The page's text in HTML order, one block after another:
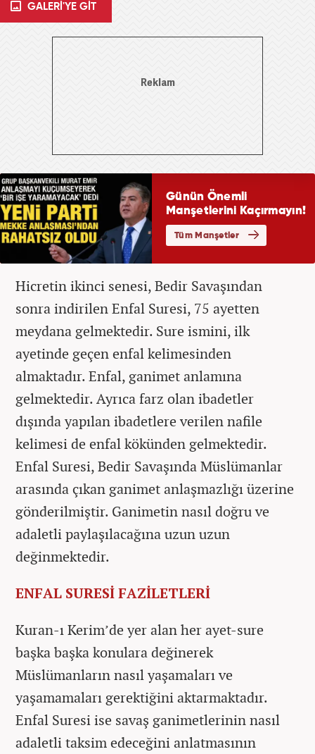
GALERİ'YE GİT
Hicretin ikinci senesi, Bedir Savaşından
sonra indirilen Enfal Suresi, 75 ayetten
meydana gelmektedir. Sure ismini, ilk
ayetinde geçen enfal kelimesinden
almaktadır. Enfal, ganimet anlamına
gelmektedir. Ayrıca farz olan ibadetler
dışında yapılan ibadetlere verilen nafile
kelimesi de enfal kökünden gelmektedir.
Enfal Suresi, Bedir Savaşında Müslümanlar
arasında çıkan ganimet anlaşmazlığı üzerine
gönderilmiştir. Ganimetin nasıl doğru ve
adaletli paylaşılacağına uzun uzun
değinmektedir.
ENFAL SURESİ FAZİLETLERİ
Kuran-ı Kerim’de yer alan her ayet-sure
başka başka konulara değinerek
Müslümanların nasıl yaşamaları ve
yaşamamaları gerektiğini aktarmaktadır.
Enfal Suresi ise savaş ganimetlerinin nasıl
adaletli taksim edeceğini anlatmasının